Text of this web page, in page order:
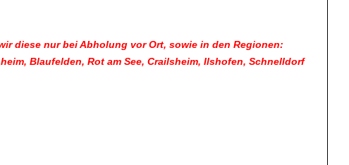
diese nur bei Abholung vor Ort, sowie in den Regionen:
Blaufelden, Rot am See, Crailsheim, Ilshofen, Schnelldorf